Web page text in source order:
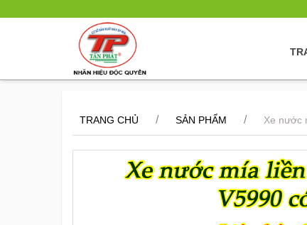
TRANG CHỦ / SẢN PHẨM / Xe nước